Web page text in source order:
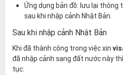
Ứng dụng bản đồ: lưu lại thông
sau khi nhập cảnh Nhật Bản.
Sau khi nhập cảnh Nhật Bản
Khi đã thành công trong việc xin
đã nhập cảnh sang đất nước này
tục: